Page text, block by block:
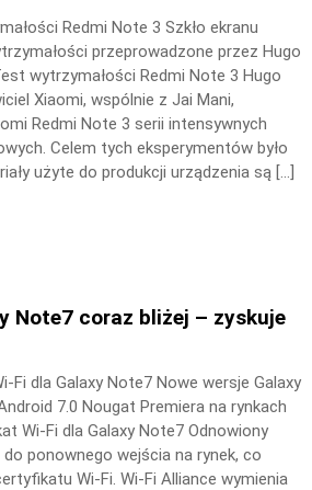
Redmi Note 3 Szkło ekranu
przeprowadzone przez Hugo
wytrzymałości Redmi Note 3 Hugo
Xiaomi, wspólnie z Jai Mani,
Redmi Note 3 serii intensywnych
Celem tych eksperymentów było
użyte do produkcji urządzenia są […]
Note7 coraz bliżej – zyskuje
Fi dla Galaxy Note7 Nowe wersje Galaxy
7.0 Nougat Premiera na rynkach
Wi-Fi dla Galaxy Note7 Odnowiony
ponownego wejścia na rynek, co
Wi-Fi. Wi-Fi Alliance wymienia